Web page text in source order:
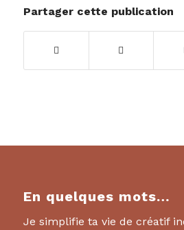
Partager cette publication
En quelques mots…
Je simplifie ta vie de créatif